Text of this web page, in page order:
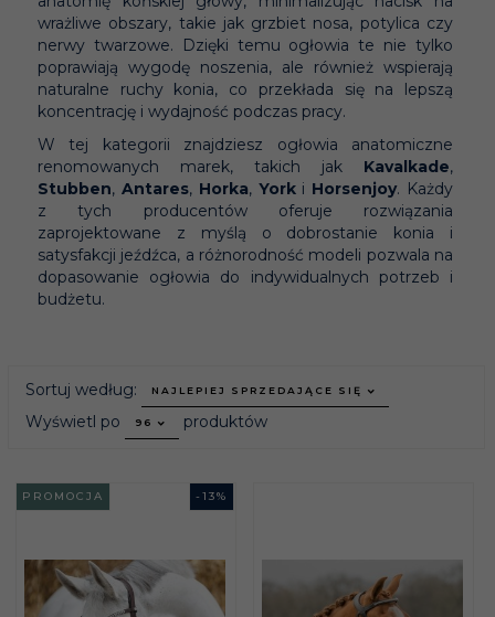
wrażliwe obszary, takie jak grzbiet nosa, potylica czy
nerwy twarzowe. Dzięki temu ogłowia te nie tylko
poprawiają wygodę noszenia, ale również wspierają
naturalne ruchy konia, co przekłada się na lepszą
koncentrację i wydajność podczas pracy.
W tej kategorii znajdziesz ogłowia anatomiczne
renomowanych marek, takich jak Kavalkade,
Stubben, Antares, Horka, Yorki Horsenjoy. Każdy
z tych producentów oferuje rozwiązania
zaprojektowane z myślą o dobrostanie konia i
satysfakcji jeźdźca, a różnorodność modeli pozwala na
dopasowanie ogłowia do indywidualnych potrzeb i
budżetu.
Sortuj według: sort
NAJLEPIEJ SPRZEDAJĄCE SIĘ
Wyświetl po pop
96 produktów
- 13%
PROMOCJA